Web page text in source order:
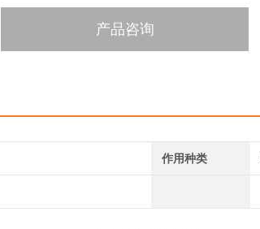
产品咨询
作用种类